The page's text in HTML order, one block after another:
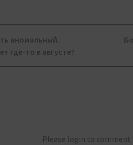
аномальный.
где-то в августе?
Please login to comment